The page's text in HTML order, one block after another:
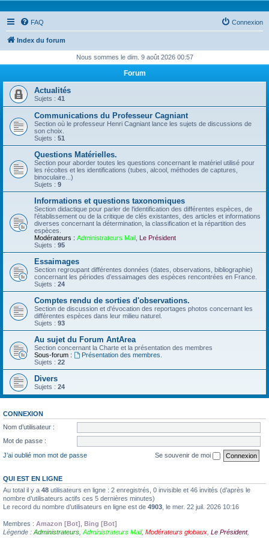
FAQ Connexion
Index du forum
Nous sommes le dim. 9 août 2026 00:57
Forum
Actualités
Sujets : 41
Communications du Professeur Cagniant
Section où le professeur Henri Cagniant lance les sujets de discussions de
son choix.
Sujets : 51
Questions Matérielles.
Section pour aborder toutes les questions concernant le matériel utilisé pour
les récoltes et les identifications (tubes, alcool, méthodes de captures,
binoculaire...)
Sujets : 9
Informations et questions taxonomiques
Section didactique pour parler de l'identification des différentes espèces, de
l'établissement ou de la critique de clés existantes, des articles et informations
diverses concernant la détermination, la classification et la répartition des
espèces.
Modérateurs : Administrateurs Mail Le Président
Sujets : 95
Essaimages
Section regroupant différentes données (dates, observations, bibliographie)
concernant les périodes d’essaimages des espèces rencontrées en France.
Sujets : 24
Comptes rendu de sorties d'observations.
Section de discussion et d'évocation des reportages photos concernant les
différentes espèces dans leur milieu naturel.
Sujets : 93
Au sujet du Forum AntArea
Section concernant la Charte et la présentation des membres
Sous-forum :
Présentation des membres.
Sujets : 22
Divers
Sujets : 24
CONNEXION
Nom d’utilisateur :
Mot de passe :
J’ai oublié mon mot de passe
Se souvenir de moi
QUI EST EN LIGNE
Au total il y a 48 utilisateurs en ligne : 2 enregistrés, 0 invisible et 46 invités (d’après le
nombre d’utilisateurs actifs ces 5 dernières minutes)
Le record du nombre d’utilisateurs en ligne est de 4903 , le mer. 22 juil. 2026 10:16
Membres : Amazon [Bot] Bing [Bot]
Légende : Administrateurs Administrateurs Mail, Modérateurs globaux Le Président,